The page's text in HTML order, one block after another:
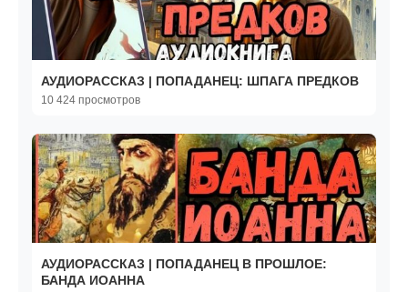
АУДИОРАССКАЗ | ПОПАДАНЕЦ: ШПАГА ПРЕДКОВ
10 424 просмотров
АУДИОРАССКАЗ | ПОПАДАНЕЦ В ПРОШЛОЕ:
БАНДА ИОАННА